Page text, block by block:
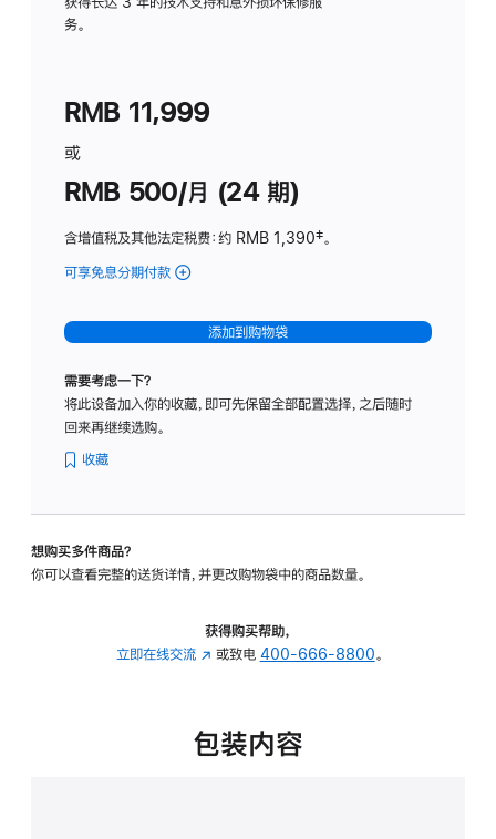
务。
RMB 11,999
或
RMB 500/月 (24 期)
含增值税及其他法定税费：约 RMB 1,390脚
‡。
可享免息分期付款 (Studio
-
标
璃
转
的
添加到购物袋
需要考虑一下？
将此设备加入你的收藏，即可先保留全部配置选择，之后随时
回来再继续选购。
收藏
想购买多件商品？
你可以查看完整的送货详情，并更改购物袋中的商品数量。
获得购买帮助，
立即在线交流 (在
中
或致电 400-666-8800。
包装内容